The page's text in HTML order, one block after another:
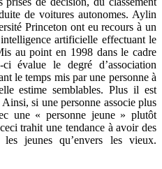
de voitures autonomes. Aylin
Princeton ont eu recours à un
artificielle effectuant le
au point en 1998 dans le cadre
évalue le degré d’association
le temps mis par une personne à
estime semblables. Plus il est
si une personne associe plus
une « personne jeune » plutôt
trahit une tendance à avoir des
jeunes qu’envers les vieux.